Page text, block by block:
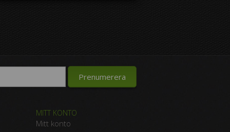
MITT KONTO
Mitt konto